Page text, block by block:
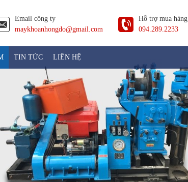
Email công ty
maykhoanhongdo@gmail.com
Hỗ trợ mua hàng
094.289.2233
TIN TỨC LIÊN HỆ